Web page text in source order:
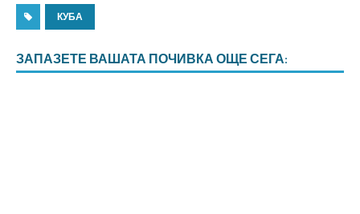
КУБА
ЗАПАЗЕТЕ ВАШАТА ПОЧИВКА ОЩЕ СЕГА: